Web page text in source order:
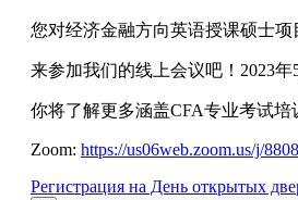
您对经济金融方向英语授课硕士
来参加我们的线上会议吧！ 2023年
你将了解更多涵盖CFA专业考试培
Zoom: https://us06web.zoom.us/j/
Регистрация на День открытых